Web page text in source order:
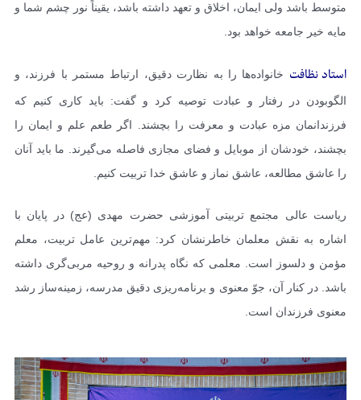
متوسط باشد ولی ایمان، اخلاق و تعهد داشته باشد، یقیناً نور چشم شما و
مایه خیر جامعه خواهد بود.
استاد نظافت خانواده‌ها را به نظارت دقیق، ارتباط مستمر با فرزند، و
الگوبودن در رفتار و عبادت توصیه کرد و گفت: باید کاری کنیم که
فرزندانمان مزه عبادت و معرفت را بچشند. اگر طعم علم و ایمان را
بچشند، خودشان از موبایل و فضای مجازی فاصله می‌گیرند. ما باید آنان
را عاشق مطالعه، عاشق نماز و عاشق خدا تربیت کنیم.
ریاست عالی مجتمع تربیتی آموزشی حضرت مهدی (عج) در پایان با
اشاره به نقش معلمان خاطرنشان کرد: مهم‌ترین عامل تربیت، معلم
مؤمن و دلسوز است. معلمی که نگاه پدرانه و روحیه مربی‌گری داشته
باشد. در کنار آن، جوّ معنوی و برنامه‌ریزی دقیق مدرسه، زمینه‌ساز رشد
معنوی فرزندان است.